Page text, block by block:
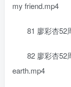
my friend.mp4
81 廖彩杏52
82 廖彩杏52
earth.mp4